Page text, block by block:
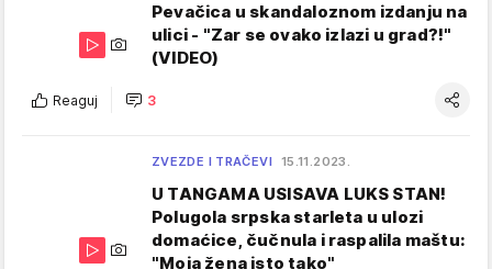
Pevačica u skandaloznom izdanju na
ulici - "Zar se ovako izlazi u grad?!"
(VIDEO)
Reaguj 3
ZVEZDE I TRAČEVI 15.11.2023.
U TANGAMA USISAVA LUKS STAN!
Polugola srpska starleta u ulozi
domaćice, čučnula i raspalila maštu:
"Moja žena isto tako"